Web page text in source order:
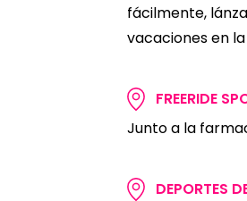
fácilmente,
vacaciones en
FREERIDE
Junto a la
DEPORTES